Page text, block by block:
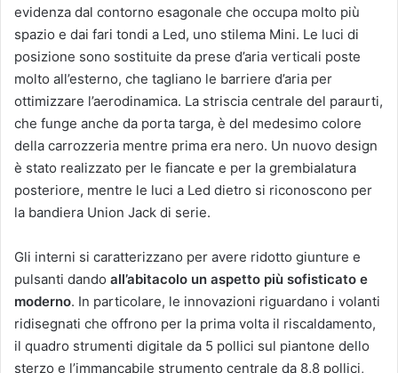
evidenza dal contorno esagonale che occupa molto più
spazio e dai fari tondi a Led, uno stilema Mini. Le luci di
posizione sono sostituite da prese d’aria verticali poste
molto all’esterno, che tagliano le barriere d’aria per
ottimizzare l’aerodinamica. La striscia centrale del paraurti,
che funge anche da porta targa, è del medesimo colore
della carrozzeria mentre prima era nero. Un nuovo design
è stato realizzato per le fiancate e per la grembialatura
posteriore, mentre le luci a Led dietro si riconoscono per
la bandiera Union Jack di serie.
Gli interni si caratterizzano per avere ridotto giunture e
pulsanti dando all’abitacolo un aspetto più sofisticato e
moderno. In particolare, le innovazioni riguardano i volanti
ridisegnati che offrono per la prima volta il riscaldamento,
il quadro strumenti digitale da 5 pollici sul piantone dello
sterzo e l’immancabile strumento centrale da 8,8 pollici,